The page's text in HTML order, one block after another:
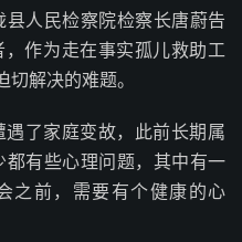
人民检察院检察长唐蔚告
作为走在事实孤儿救助工
解决的难题。
了家庭变故，此前长期属
都有些心理问题，其中有一
之前，需要有个健康的心